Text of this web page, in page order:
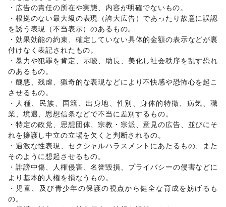
ジム・フィットネス/ダイエット・健康グッズ/
美容・コスメ・香水/ヘアケア・シャンプー/美容家電/
ヘアサロン・ネイルサロン /マッサージ・整体
エステ・美容サービス / 健康食品・サプリメント/
女性用品・フェムテック
/その他美容・健康
エンタメ・ガジェット
PC・スマートフォン スマホアクセサリー /ガジェット /
ゲーム/アニメ/コミック・マンガ/アイドル・芸能人 /
おもちゃ・ホビー/ 楽器・音楽機材 CD・DVD・本・雑誌
Webメディア・アプリ /テレビ・ドラマ/映画 /
音楽・ライブ/演劇/占い /公営競技・宝くじ/
その他エンタメ・ガジェット
アート・デザイン
絵画・書/写真・イラストレーション/立体作品・彫刻/
その他アート・デザイン
レジャー・スポーツ
旅行・レジャー/キャンプ・アウトドア
バスケットボール/ゴルフ/その他レジャー・スポーツ
車・バイク・モビリティ
・広告の責任の所在や実態、内容が明確でないもの。
・根拠のない最大級の表現（誇大広告）であったり故意に誤認
を誘う表現（不当表示）のあるもの。
・効果効能の約束、確定していない具体的金額の表示などが裏
付けなく表記されたもの。
・暴力や犯罪を肯定、示唆、助長、美化し社会秩序を乱す恐れ
のあるもの。
・醜悪、残虐、猟奇的な表現などにより不快感や恐怖心を起こ
させるもの。
・人種、民族、国籍、出身地、性別、身体的特徴、病気、職
業、境遇、思想信条などで不当に差別するもの。
・特定の政党、思想団体、宗教・宗派、意見の広告、並びにそ
れを擁護し中立の立場を欠くと判断されるの。
・過激な性表現、セクシャルハラスメントにあたるもの、また
そのように想起させるもの。
・誹謗中傷、人権侵害、名誉毀損、プライバシーの侵害などに
より基本的人権を損なうもの。
・児童、及び青少年の保護の視点から健全な育成を妨げるも
の。